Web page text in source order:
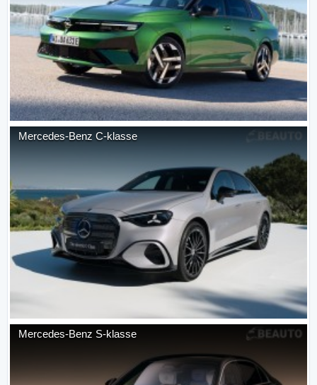
Mercedes-Benz C-klasse
Mercedes-Benz S-klasse